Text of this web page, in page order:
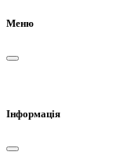
Меню
Інформація